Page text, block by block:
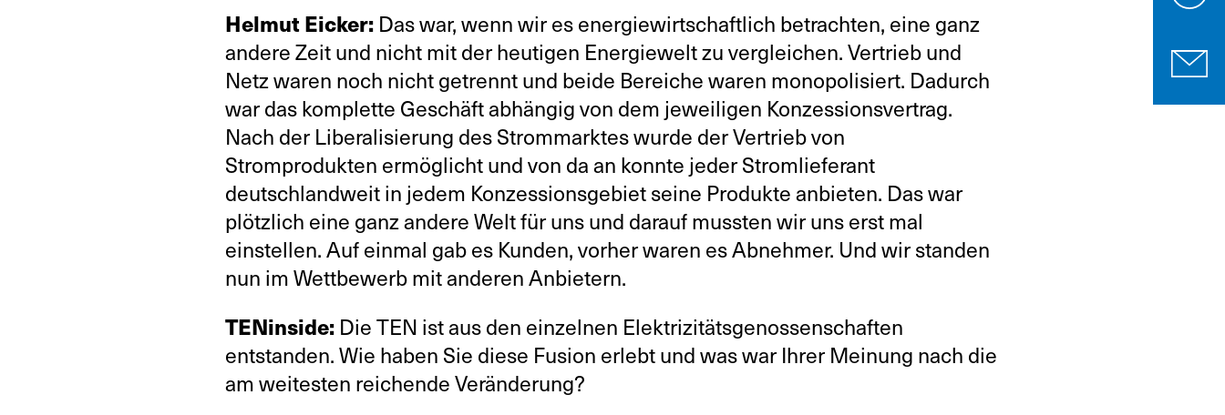
Helmut Eicker: Das war, wenn wir es energiewirtschaftlich betrachten, eine ganz
andere Zeit und nicht mit der heutigen Energiewelt zu vergleichen. Vertrieb und
Netz waren noch nicht getrennt und beide Bereiche waren monopolisiert. Dadurch
war das komplette Geschäft abhängig von dem jeweiligen Konzessionsvertrag.
Nach der Liberalisierung des Strommarktes wurde der Vertrieb von
Stromprodukten ermöglicht und von da an konnte jeder Stromlieferant
deutschlandweit in jedem Konzessionsgebiet seine Produkte anbieten. Das war
plötzlich eine ganz andere Welt für uns und darauf mussten wir uns erst mal
einstellen. Auf einmal gab es Kunden, vorher waren es Abnehmer. Und wir standen
nun im Wettbewerb mit anderen Anbietern.
TENinside: Die TEN ist aus den einzelnen Elektrizitätsgenossenschaften
entstanden. Wie haben Sie diese Fusion erlebt und was war Ihrer Meinung nach die
am weitesten reichende Veränderung?